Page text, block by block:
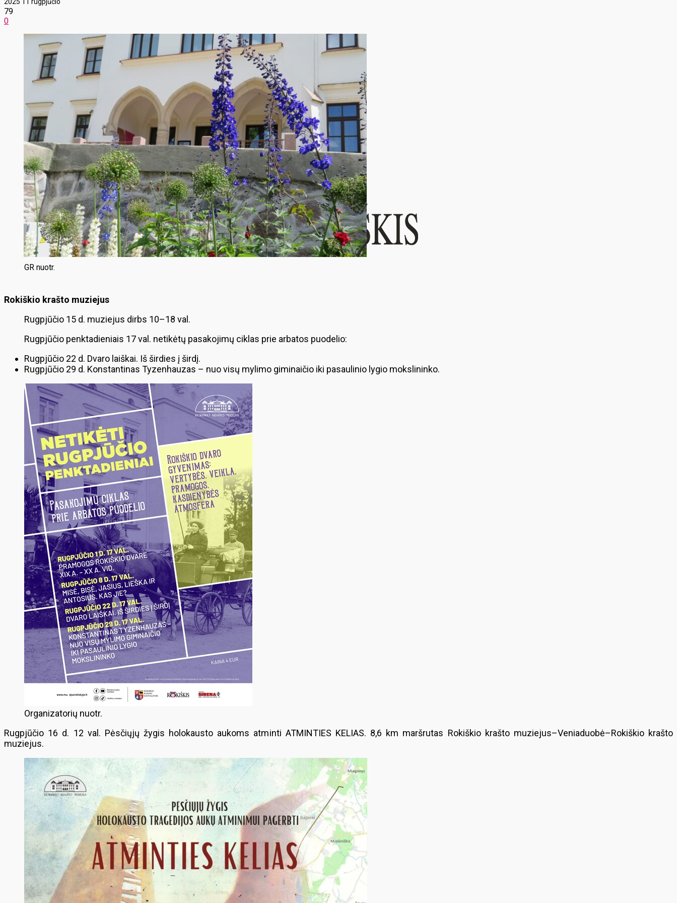
79
0
GR nuotr.
Rokiškio krašto muziejus
Rugpjūčio 15 d. muziejus dirbs 10–18 val.
Rugpjūčio penktadieniais 17 val. netikėtų pasakojimų ciklas prie arbatos puodelio:
Rugpjūčio 22 d. Dvaro laiškai. Iš širdies į širdį.
Rugpjūčio 29 d. Konstantinas Tyzenhauzas – nuo visų mylimo giminaičio iki pasaulinio lygio mokslininko.
Organizatorių nuotr.
Rugpjūčio 16 d. 12 val. Pėsčiųjų žygis holokausto aukoms atminti ATMINTIES KELIAS. 8,6 km maršrutas Rokiškio krašto muziejus–Veniaduobė–Rokiškio krašto
muziejus.